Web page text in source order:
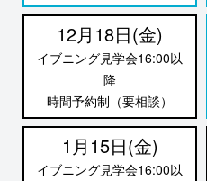
12月18日(金)
イブニング見学会16:00以
降
時間予約制（要相談）
1月15日(金)
イブニング見学会16:00以